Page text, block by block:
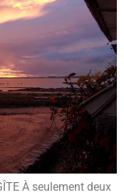
À seulement deux